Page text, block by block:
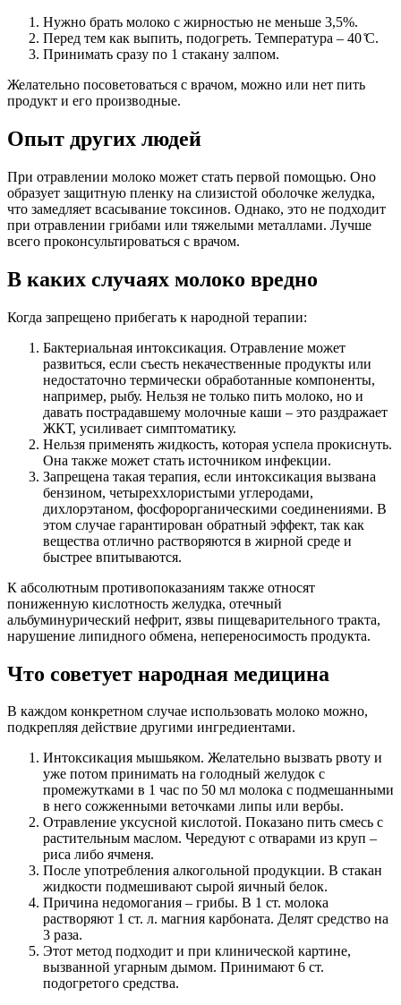
Нужно брать молоко с жирностью не меньше 3,5%.
Перед тем как выпить, подогреть. Температура – 40 ̊С.
Принимать сразу по 1 стакану залпом.
Желательно посоветоваться с врачом, можно или нет пить
продукт и его производные.
Опыт других людей
При отравлении молоко может стать первой помощью. Оно
образует защитную пленку на слизистой оболочке желудка,
что замедляет всасывание токсинов. Однако, это не подходит
при отравлении грибами или тяжелыми металлами. Лучше
всего проконсультироваться с врачом.
В каких случаях молоко вредно
Когда запрещено прибегать к народной терапии:
Бактериальная интоксикация. Отравление может
развиться, если съесть некачественные продукты или
недостаточно термически обработанные компоненты,
например, рыбу. Нельзя не только пить молоко, но и
давать пострадавшему молочные каши – это раздражает
ЖКТ, усиливает симптоматику.
Нельзя применять жидкость, которая успела прокиснуть.
Она также может стать источником инфекции.
Запрещена такая терапия, если интоксикация вызвана
бензином, четыреххлористыми углеродами,
дихлорэтаном, фосфорорганическими соединениями. В
этом случае гарантирован обратный эффект, так как
вещества отлично растворяются в жирной среде и
быстрее впитываются.
К абсолютным противопоказаниям также относят
пониженную кислотность желудка, отечный
альбуминурический нефрит, язвы пищеварительного тракта,
нарушение липидного обмена, непереносимость продукта.
Что советует народная медицина
В каждом конкретном случае использовать молоко можно,
подкрепляя действие другими ингредиентами.
Интоксикация мышьяком. Желательно вызвать рвоту и
уже потом принимать на голодный желудок с
промежутками в 1 час по 50 мл молока с подмешанными
в него сожженными веточками липы или вербы.
Отравление уксусной кислотой. Показано пить смесь с
растительным маслом. Чередуют с отварами из круп –
риса либо ячменя.
После употребления алкогольной продукции. В стакан
жидкости подмешивают сырой яичный белок.
Причина недомогания – грибы. В 1 ст. молока
растворяют 1 ст. л. магния карбоната. Делят средство на
3 раза.
Этот метод подходит и при клинической картине,
вызванной угарным дымом. Принимают 6 ст.
подогретого средства.